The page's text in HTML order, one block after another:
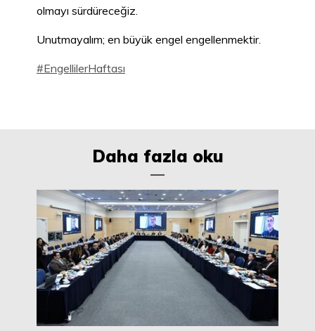
olmayı sürdüreceğiz.
Unutmayalım; en büyük engel engellenmektir.
#EngellilerHaftası
Daha fazla oku